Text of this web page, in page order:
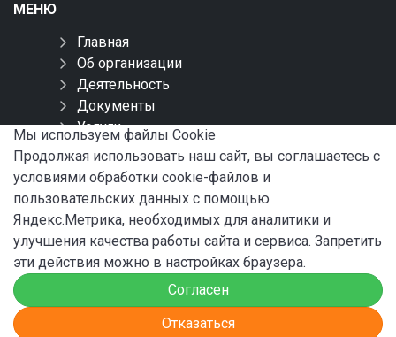
МЕНЮ
Главная
Об организации
Деятельность
Документы
Услуги
Обращения
Контакты
Карта сайта
СОЦИАЛЬНЫЕ СЕТИ
Мы используем файлы Сookie
Продолжая использовать наш сайт, вы соглашаетесь с
условиями обработки cookie-файлов и
пользовательских данных с помощью
Яндекс.Метрика, необходимых для аналитики и
улучшения качества работы сайта и сервиса. Запретить
эти действия можно в настройках браузера.
Согласен
Отказаться